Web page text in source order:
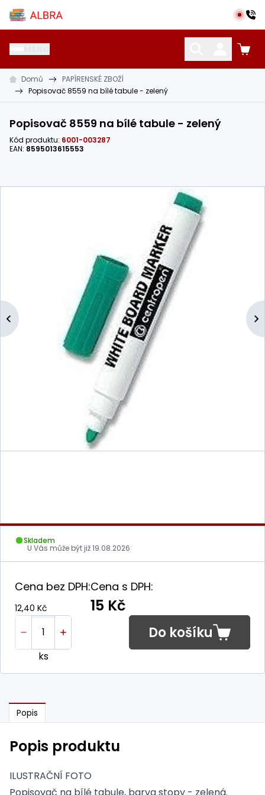
Přeskočit na hlavní obsah
Albra s.r.o.
KATALOG UČEBNIC CIZÍ JAZYKY
Domů
PAPÍRENSKÉ ZBOŽÍ
Popisovač 8559 na bílé tabule - zelený
Popisovač 8559 na bílé tabule - zelený
Kód produktu: 6001-003287
EAN: 8595013615553
Skladem
U Vás může být již19.08.2026
Cena bez DPH:
12,40 Kč
Cena s DPH:
15 Kč
ks
Do košíku
Popis
Popis produktu
ILUSTRAČNÍ FOTO